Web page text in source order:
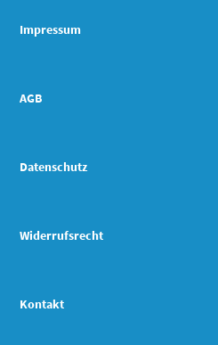
Impressum
AGB
Datenschutz
Widerrufsrecht
Kontakt